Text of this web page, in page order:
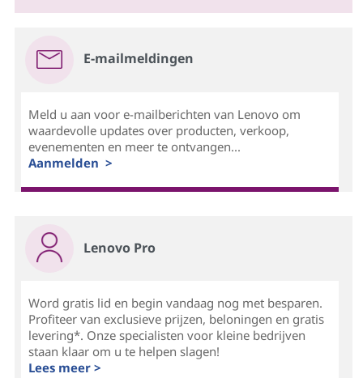
E-mailmeldingen
Meld u aan voor e-mailberichten van Lenovo om
waardevolle updates over producten, verkoop,
evenementen en meer te ontvangen...
Aanmelden >
Lenovo Pro
Word gratis lid en begin vandaag nog met besparen.
Profiteer van exclusieve prijzen, beloningen en gratis
levering*. Onze specialisten voor kleine bedrijven
staan klaar om u te helpen slagen!
Lees meer >